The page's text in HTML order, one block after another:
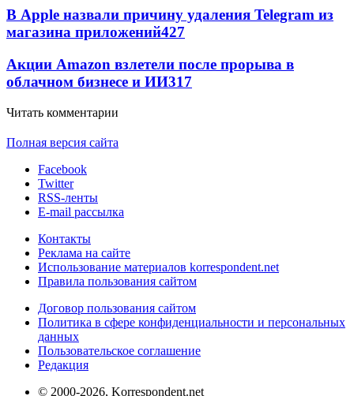
В Apple назвали причину удаления Telegram из
магазина приложений427
Акции Amazon взлетели после прорыва в
облачном бизнесе и ИИ317
Читать комментарии
Полная версия сайта
Facebook
Twitter
RSS-ленты
E-mail рассылка
Контакты
Реклама на сайте
Использование материалов korrespondent.net
Правила пользования сайтом
Договор пользования сайтом
Политика в сфере конфиденциальности и персональных
данных
Пользовательское соглашение
Редакция
© 2000-2026, Korrespondent.net